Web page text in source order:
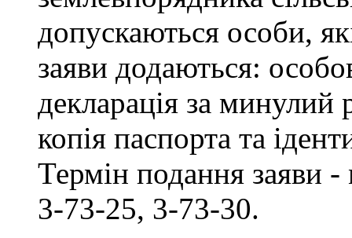
допускаються особи,
заяви додаються:
декларація за минулий
копія паспорта та
Термін подання заяви
3-73-25, 3-73-30.